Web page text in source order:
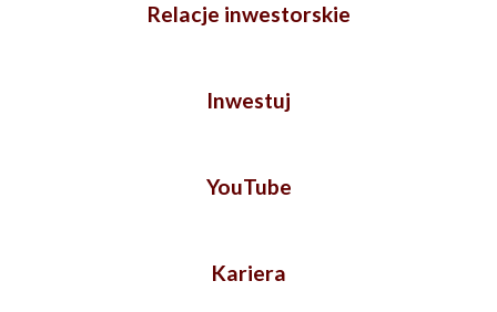
Relacje inwestorskie
Inwestuj
YouTube
Kariera